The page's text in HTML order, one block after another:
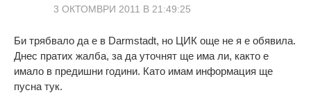
3 ОКТОМВРИ 2011 В 21:49:25
Би трябвало да е в Darmstadt, но ЦИК още не я е обявила.
Днес пратих жалба, за да уточнят ще има ли, както е
имало в предишни години. Като имам информация ще
пусна тук.